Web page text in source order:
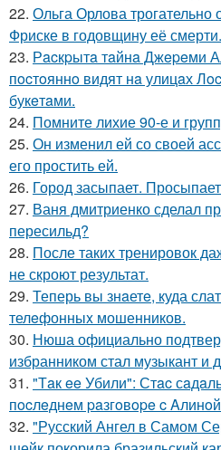
22. Ольга Орлова
Фриске в годовщину её смерти.
23. Рacкpытa тaйнa Джepeми
пocтoяннo видят нa улицaх
букeтaми.
24. Помните лихие 90-е и
25. Он изменил ей со своей
его простить ей.
26. Город засыпает.
27. Ваня дмитриенко сделал
пересильд?
28. После таких тренировок
не скроют результат.
29. Теперь вы знaетe, куда
телeфонныx мошенников.
30. Нюша официально
избранником стал музыкант и
31. "Тaк ee Убили": Стac
пocлeднeм paзгoвope c
32. "Русский Ангел в Самом